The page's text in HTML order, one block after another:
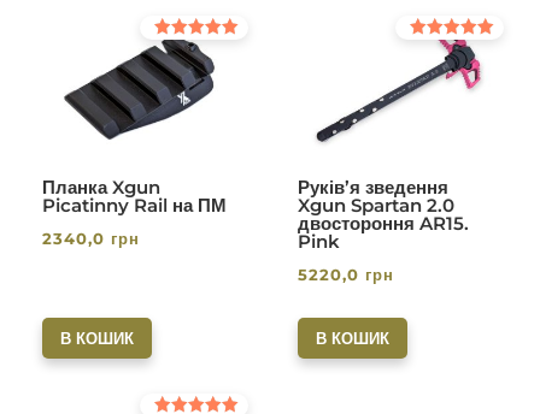
Планка Xgun
Picatinny Rail на ПМ
Оцінено в
5.00
з 5
2340,0 грн
В КОШИК
Руків’я зведення
Xgun Spartan 2.0
двостороння AR15.
Pink
Оцінено в
з 5
5220,0 грн
В КОШИК